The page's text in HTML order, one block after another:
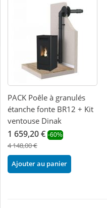
PACK Poêle à granulés
étanche fonte BR12 + Kit
ventouse Dinak
1 659,20 € -60%
4 148,00 €
Ajouter au panier